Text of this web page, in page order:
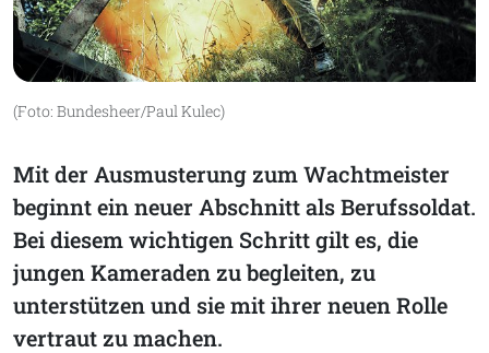
(Foto: Bundesheer/Paul Kulec)
Mit der Ausmusterung zum Wachtmeister
beginnt ein neuer Abschnitt als Berufssoldat.
Bei diesem wichtigen Schritt gilt es, die
jungen Kameraden zu begleiten, zu
unterstützen und sie mit ihrer neuen Rolle
vertraut zu machen.